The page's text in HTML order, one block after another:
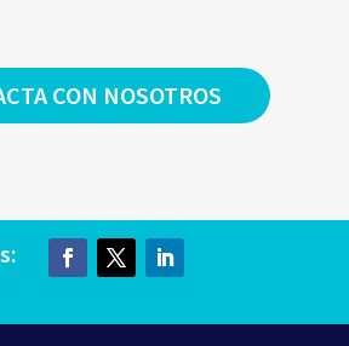
CON NOSOTROS